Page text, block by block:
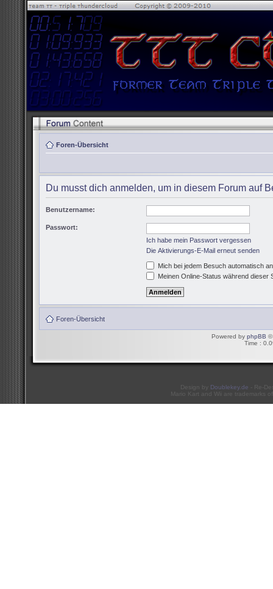
Foren-Übersicht
Du musst dich anmelden, um in diesem Forum auf
Benutzername:
Passwort:
Ich habe mein Passwort vergessen
Die Aktivierungs-E-Mail erneut senden
Mich bei jedem Besuch automatisch
Meinen Online-Status während dieser
Foren-Übersicht
Powered by phpBB ©
Time :
Design by Doublekey.de - Re-
Mario Kart and Wii are trademarks